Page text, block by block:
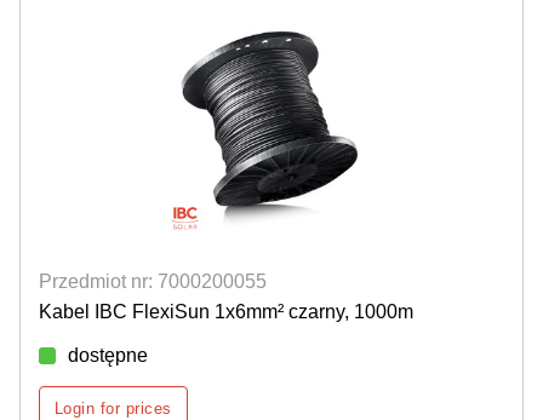
Przedmiot nr: 7000200055
Kabel IBC FlexiSun 1x6mm² czarny, 1000m
dostępne
Login for prices